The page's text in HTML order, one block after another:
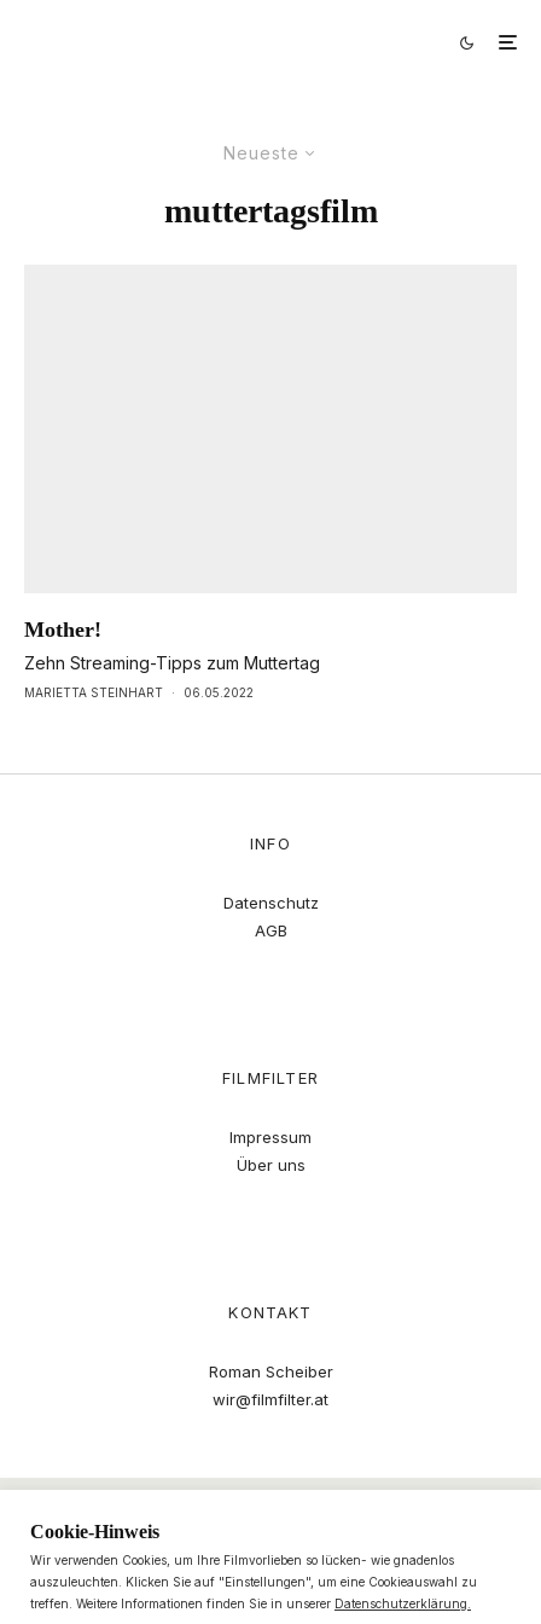
Neueste
muttertagsfilm
Mother!
Zehn Streaming-Tipps zum Muttertag
MARIETTA STEINHART · 06.05.2022
INFO
Datenschutz
AGB
FILMFILTER
Impressum
Über uns
KONTAKT
Roman Scheiber
wir@filmfilter.at
Cookie-Hinweis
Wir verwenden Cookies, um Ihre Filmvorlieben so lücken- wie gnadenlos
auszuleuchten. Klicken Sie auf "Einstellungen", um eine Cookieauswahl zu
treffen. Weitere Informationen finden Sie in unserer Datenschutzerklärung.